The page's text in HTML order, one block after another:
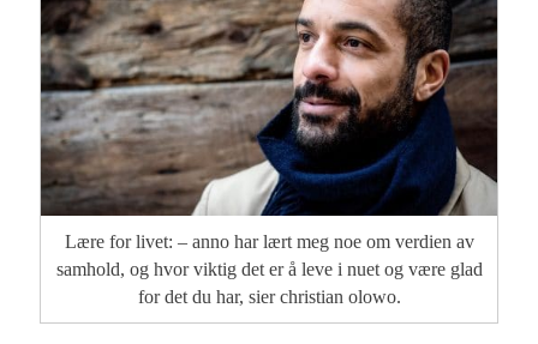
Lære for livet: – anno har lært meg noe om verdien av
samhold, og hvor viktig det er å leve i nuet og være glad
for det du har, sier christian olowo.